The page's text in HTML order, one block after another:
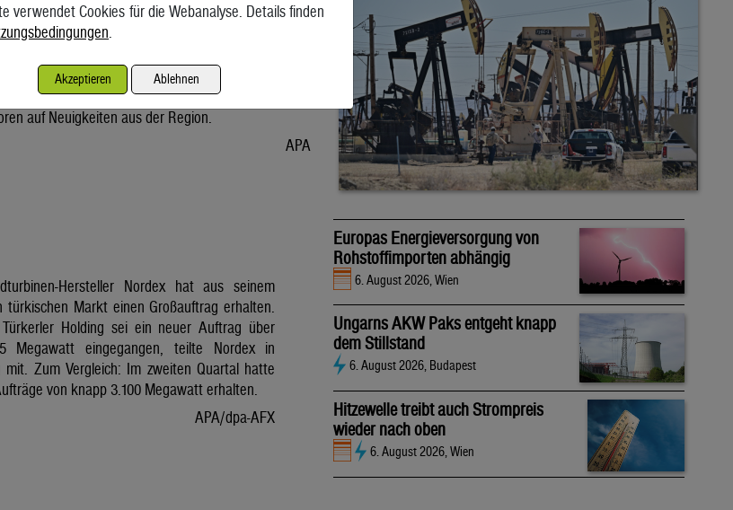
der Nordsee mit Lieferung Oktober kostete am
79,75 US-Dollar und damit 0,4 Prozent mehr als am
Unter diese ist er am Dienstag wegen der Hoffnung
Lösung im Iran-Krieg gesunken. Seitdem warten
auf Neuigkeiten aus der Region.
APA
Hersteller Nordex hat aus seinem
türkischen Markt einen Großauftrag erhalten.
Holding sei ein neuer Auftrag über
Megawatt eingegangen, teilte Nordex in
mit. Zum Vergleich: Im zweiten Quartal hatte
von knapp 3.100 Megawatt erhalten.
APA/dpa-AFX
Europas Energieversorgung von
Rohstoffimporten abhängig
6. August 2026, Wien
Ungarns AKW Paks entgeht knapp
dem Stillstand
6. August 2026, Budapest
Hitzewelle treibt auch Strompreis
wieder nach oben
6. August 2026, Wien
verwendet Cookies für die Webanalyse. Details finden
.
Akzeptieren Ablehnen